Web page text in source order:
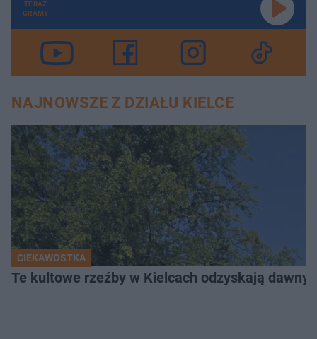
TERAZ
GRAMY
NAJNOWSZE Z DZIAŁU KIELCE
CIEKAWOSTKA
Te kultowe rzeźby w Kielcach odzyskają dawny